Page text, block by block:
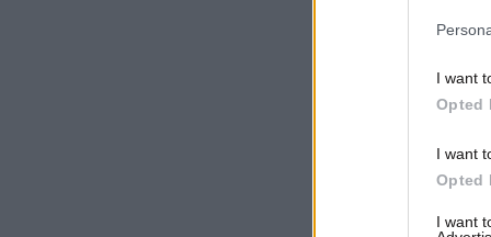
I want
Opted
I want
Opted
I want